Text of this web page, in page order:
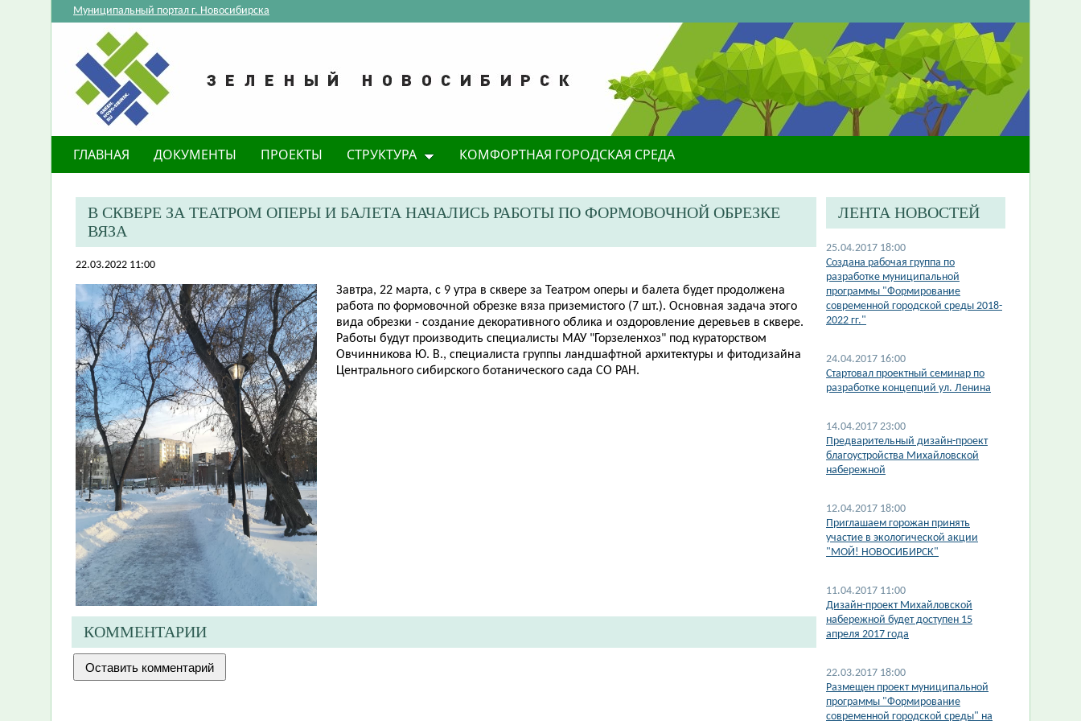
Муниципальный портал г. Новосибирска
ГЛАВНАЯ ДОКУМЕНТЫ ПРОЕКТЫ СТРУКТУРА КОМФОРТНАЯ ГОРОДСКАЯ СРЕДА
В СКВЕРЕ ЗА ТЕАТРОМ ОПЕРЫ И БАЛЕТА НАЧАЛИСЬ РАБОТЫ ПО ФОРМОВОЧНОЙ ОБРЕЗКЕ
ВЯЗА
22.03.2022 11:00
Завтра, 22 марта, с 9 утра в сквере за Театром оперы и балета будет продолжена
работа по формовочной обрезке вяза приземистого (7 шт.). Основная задача этого
вида обрезки - создание декоративного облика и оздоровление деревьев в сквере.
Работы будут производить специалисты МАУ "Горзеленхоз" под кураторством
Овчинникова Ю. В., специалиста группы ландшафтной архитектуры и фитодизайна
Центрального сибирского ботанического сада СО РАН.
КОММЕНТАРИИ
ЛЕНТА НОВОСТЕЙ
25.04.2017 18:00
Создана рабочая группа по
разработке муниципальной
программы "Формирование
современной городской среды 2018-
2022 гг."
24.04.2017 16:00
Стартовал проектный семинар по
разработке концепций ул. Ленина
14.04.2017 23:00
Предварительный дизайн-проект
благоустройства Михайловской
набережной
12.04.2017 18:00
Приглашаем горожан принять
участие в экологической акции
"МОЙ! НОВОСИБИРСК"
11.04.2017 11:00
Дизайн-проект Михайловской
набережной будет доступен 15
апреля 2017 года
22.03.2017 18:00
Размещен проект муниципальной
программы "Формирование
современной городской среды" на